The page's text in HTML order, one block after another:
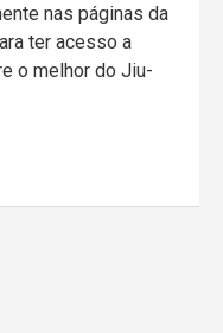
nas páginas da
ter acesso a
o melhor do Jiu-